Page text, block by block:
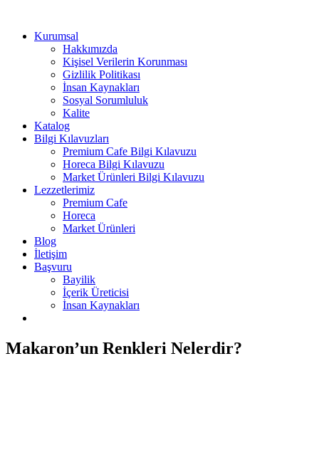
Kurumsal
Hakkımızda
Kişisel Verilerin Korunması
Gizlilik Politikası
İnsan Kaynakları
Sosyal Sorumluluk
Kalite
Katalog
Bilgi Kılavuzları
Premium Cafe Bilgi Kılavuzu
Horeca Bilgi Kılavuzu
Market Ürünleri Bilgi Kılavuzu
Lezzetlerimiz
Premium Cafe
Horeca
Market Ürünleri
Blog
İletişim
Başvuru
Bayilik
İçerik Üreticisi
İnsan Kaynakları
Makaron’un Renkleri Nelerdir?